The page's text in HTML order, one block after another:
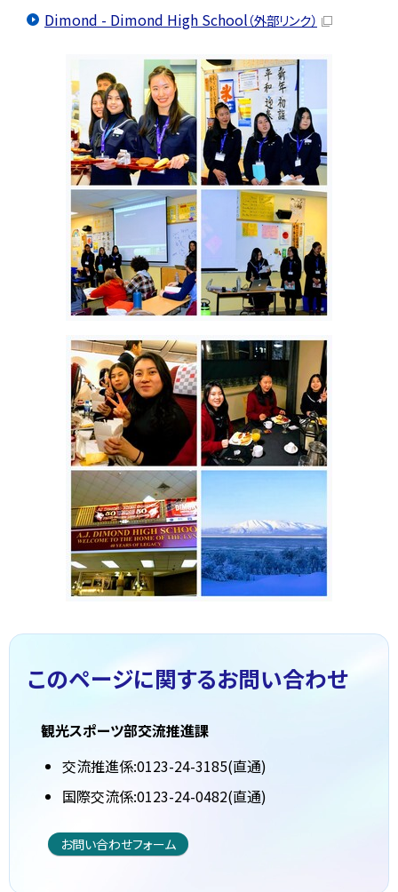
Dimond - Dimond High School（外部リンク）
このページに関するお問い合わせ
観光スポーツ部交流推進課
交流推進係:0123-24-3185(直通)
国際交流係:0123-24-0482(直通)
お問い合わせフォーム